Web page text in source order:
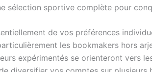
sélection sportive complète pour
de vos préférences
les bookmakers hors
expérimentés se orienteront vers